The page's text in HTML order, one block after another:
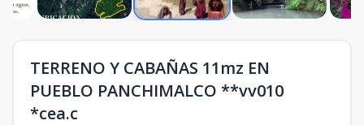
TERRENO Y CABAÑAS 11mz EN
PUEBLO PANCHIMALCO **vv010
*cea.c